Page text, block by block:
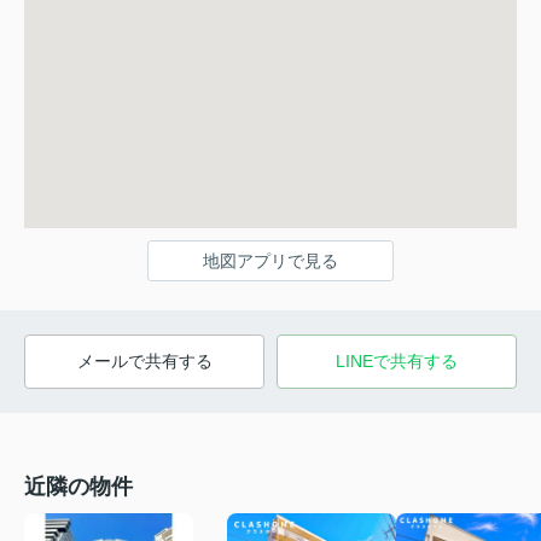
地図アプリで見る
メールで共有する LINEで共有する
近隣の物件